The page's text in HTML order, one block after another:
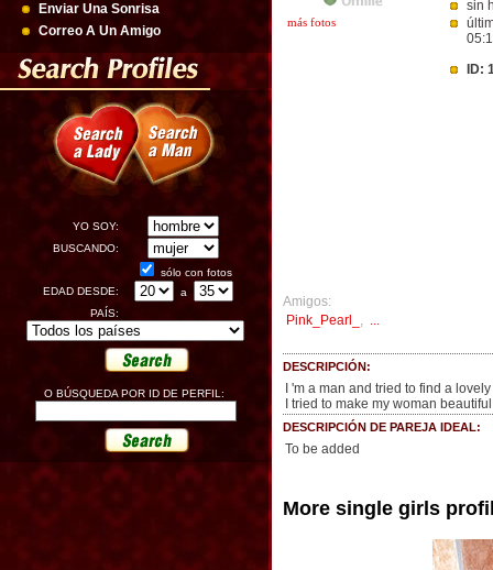
Enviar Una Sonrisa
Correo A Un Amigo
YO SOY:
BUSCANDO:
sólo con fotos
EDAD DESDE:
a
PAÍS:
O BÚSQUEDA POR ID DE PERFIL:
más fotos
sin
ID:
Amigos:
Pink_Pearl_ , ...
DESCRIPCIÓN:
I 'm a man and tried to find a
I tried to make my woman
DESCRIPCIÓN DE PAREJA IDEAL:
To be added
More single girls